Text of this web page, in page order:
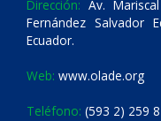
Dirección: Av.
Fernández Salvador
Ecuador.
Web: www.olade.org
Teléfono: (593 2) 259